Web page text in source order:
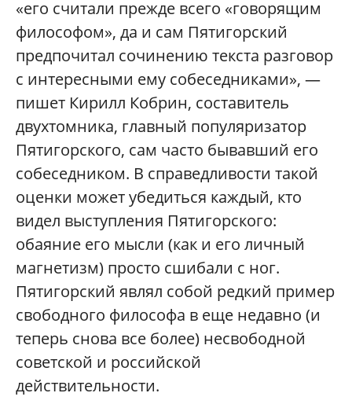
«его считали прежде всего «говорящим
философом», да и сам Пятигорский
предпочитал сочинению текста разговор
с интересными ему собеседниками», —
пишет Кирилл Кобрин, составитель
двухтомника, главный популяризатор
Пятигорского, сам часто бывавший его
собеседником. В справедливости такой
оценки может убедиться каждый, кто
видел выступления Пятигорского:
обаяние его мысли (как и его личный
магнетизм) просто сшибали с ног.
Пятигорский являл собой редкий пример
свободного философа в еще недавно (и
теперь снова все более) несвободной
советской и российской
действительности.